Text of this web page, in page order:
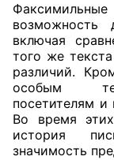
возможность
включая
того же
различий.
особым
посетителям и
Во время
история
значимость